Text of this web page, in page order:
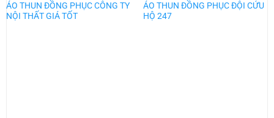
ÁO THUN ĐỒNG PHỤC CÔNG TY
NỘI THẤT GIÁ TỐT
ÁO THUN ĐỒNG PHỤC ĐỘI CỨU
HỘ 247